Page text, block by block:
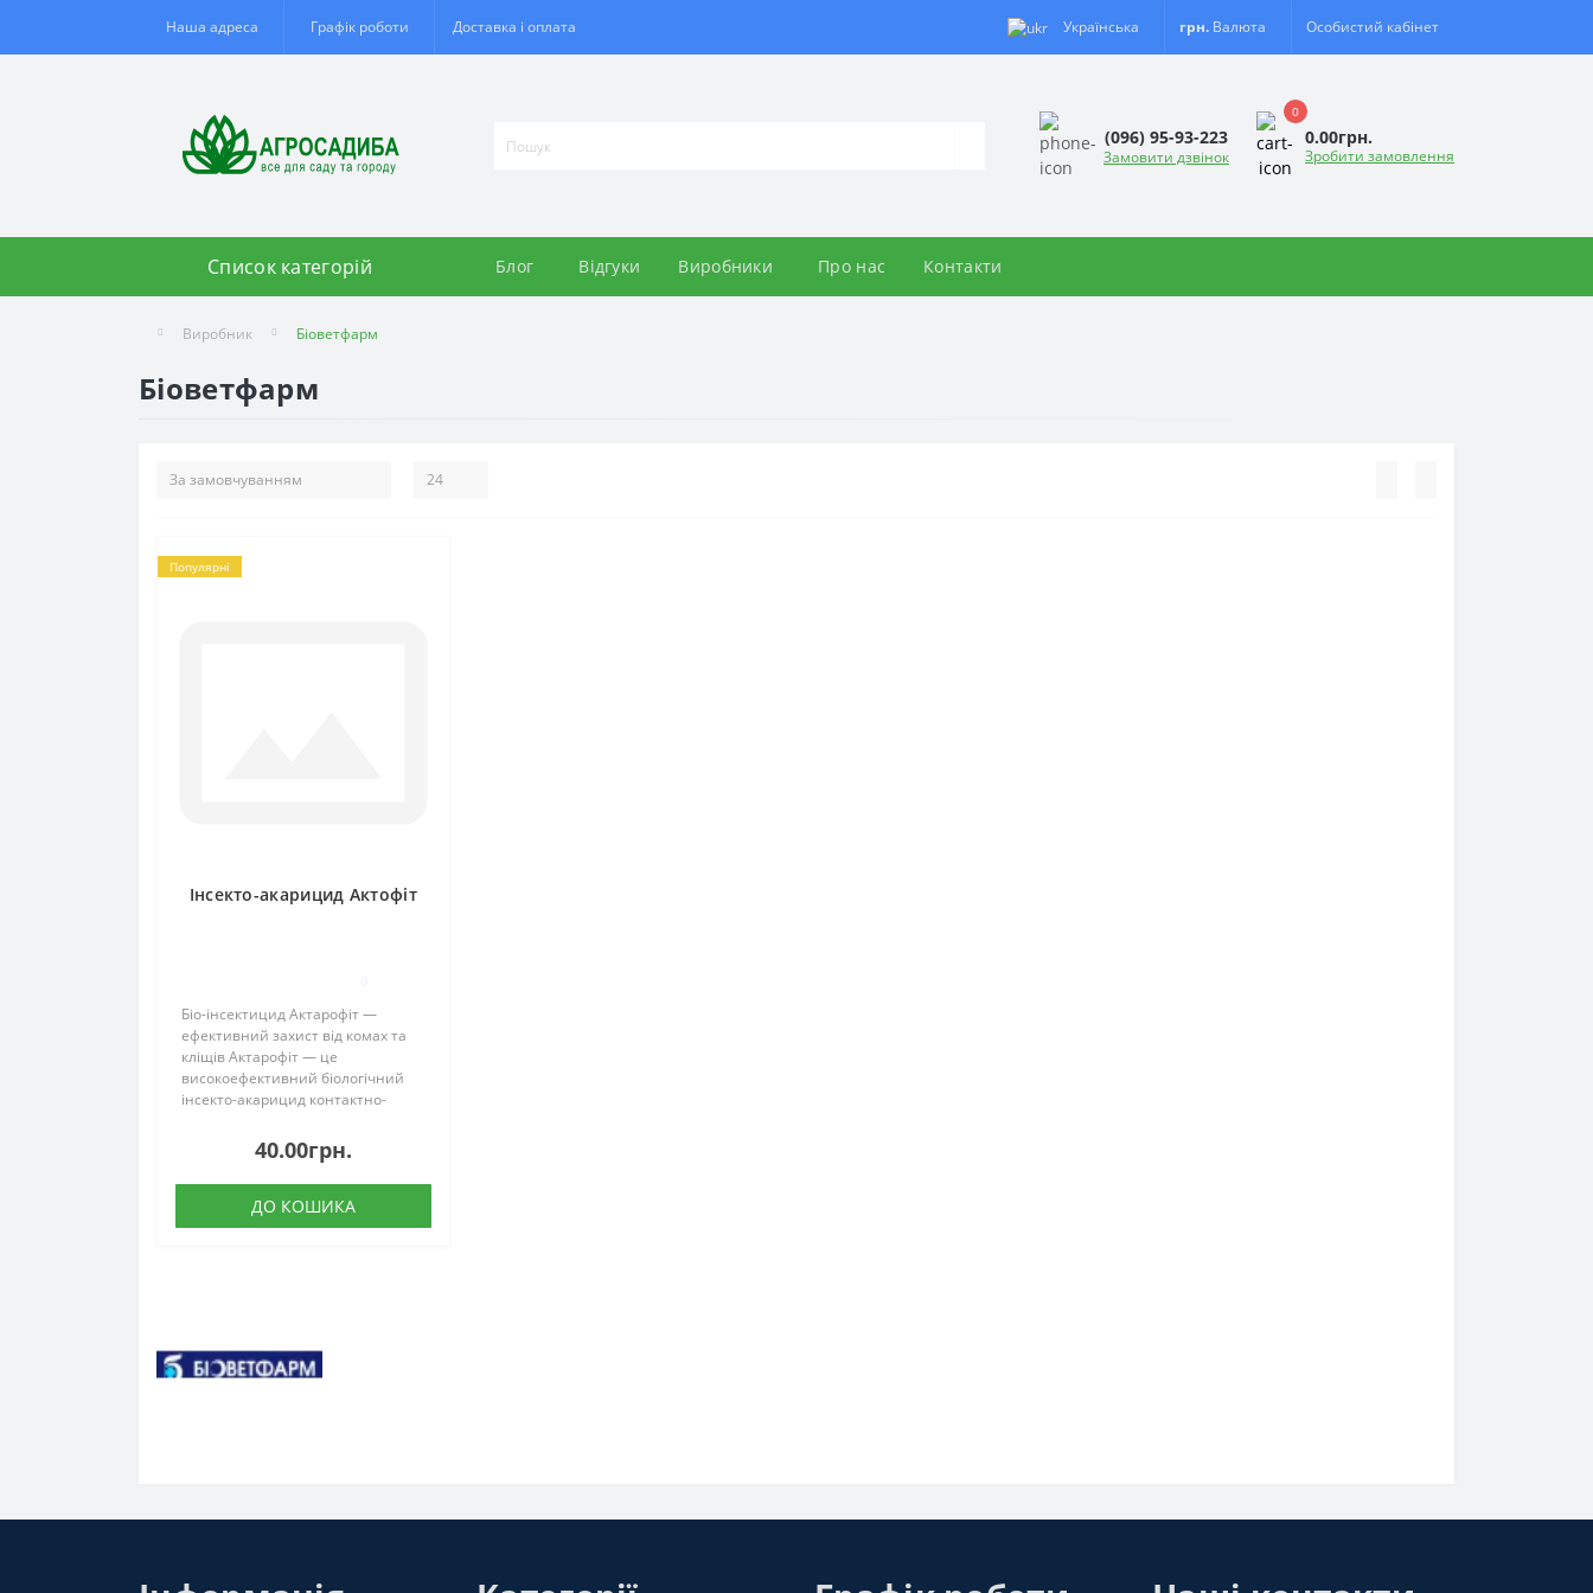
Наша адреса Графік роботи Доставка і оплата Українська грн. Валюта Особистий кабінет
(096) 95-93-223
Замовити дзвінок
0
0.00грн.
Зробити замовлення
Список категорій Блог Відгуки Виробники Про нас Контакти
Виробник Біоветфарм
Біоветфарм
Популярні
Інсекто-акарицид Актофіт
Біо-інсектицид Актарофіт —
ефективний захист від комах та
кліщів Актарофіт — це
високоефективний біологічний
інсекто-акарицид контактно-
знищення шкідливих комах і
кліщів на овочевих, плодових,
ягідних, декоративних куль..
40.00грн.
ДО КОШИКА